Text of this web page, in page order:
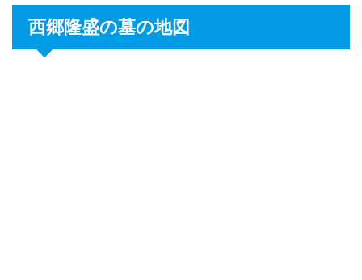
西郷隆盛の墓の地図